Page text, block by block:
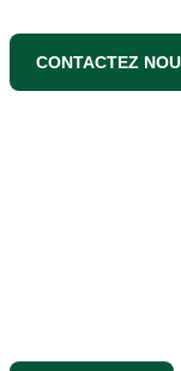
CONTACTEZ